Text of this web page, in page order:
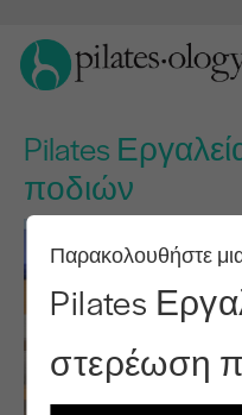
Pilates
ποδιών
Παρακολουθήστε
Pilates
στερέωση